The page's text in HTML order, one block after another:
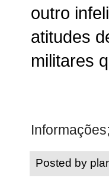
outro
atitudes
militares
Posted by